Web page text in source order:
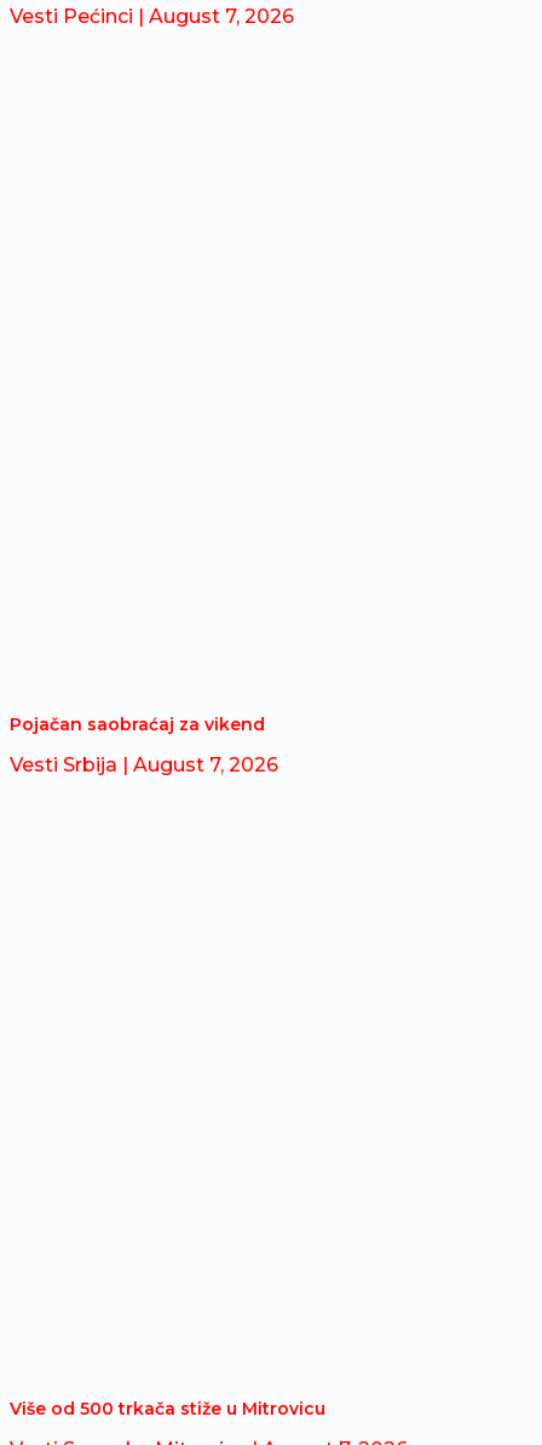
Vesti Pećinci | August 7, 2026
Pojačan saobraćaj za vikend
Vesti Srbija | August 7, 2026
Više od 500 trkača stiže u Mitrovicu